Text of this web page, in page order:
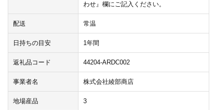
わせ』欄にご記入ください。
配送 常温
日持ちの目安 1年間
返礼品コード 44204-ARDC002
事業者名 株式会社綾部商店
地場産品 3